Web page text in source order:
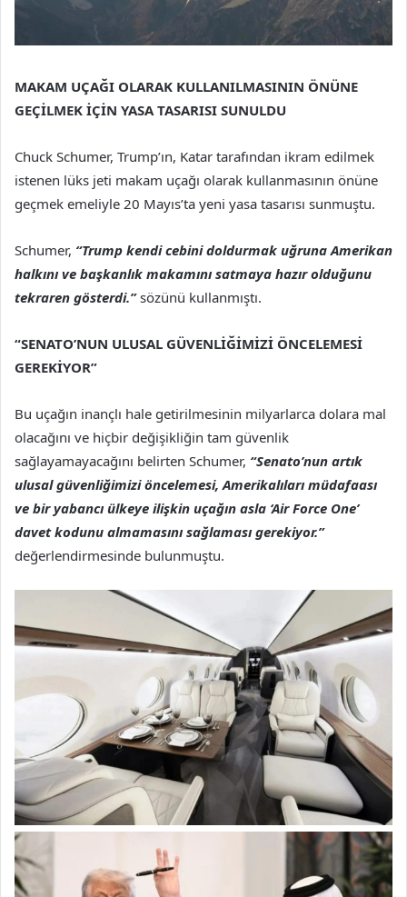
MAKAM UÇAĞI OLARAK KULLANILMASININ ÖNÜNE
GEÇİLMEK İÇİN YASA TASARISI SUNULDU
Chuck Schumer, Trump’ın, Katar tarafından ikram edilmek
istenen lüks jeti makam uçağı olarak kullanmasının önüne
geçmek emeliyle 20 Mayıs’ta yeni yasa tasarısı sunmuştu.
Schumer, “Trump kendi cebini doldurmak uğruna Amerikan
halkını ve başkanlık makamını satmaya hazır olduğunu
tekraren gösterdi.”sözünü kullanmıştı.
“SENATO’NUN ULUSAL GÜVENLİĞİMİZİ ÖNCELEMESİ
GEREKİYOR”
Bu uçağın inançlı hale getirilmesinin milyarlarca dolara mal
olacağını ve hiçbir değişikliğin tam güvenlik
sağlayamayacağını belirten Schumer, “Senato’nun artık
ulusal güvenliğimizi öncelemesi, Amerikalıları müdafaası
ve bir yabancı ülkeye ilişkin uçağın asla ‘Air Force One’
davet kodunu almamasını sağlaması gerekiyor.”
değerlendirmesinde bulunmuştu.